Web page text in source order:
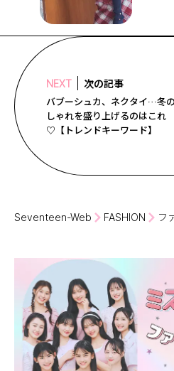
NEXT 次の記事
バブーシュカ、ネクタイ…冬
しゃれを盛り上げるのはこれ
♡【トレンドキーワード】
Seventeen-Web FASHION フ